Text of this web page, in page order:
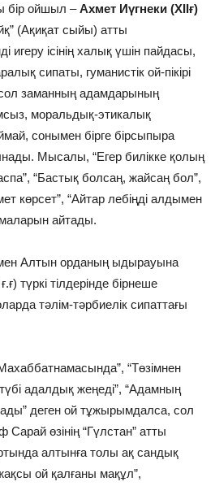
бiр ойшыл –Ахмет Иүгнеки (ХIIғ)
(Ақиқат сыйы) атты
игеру iсiнiң халық үшiн пайдасы,
сипаты, гуманистiк ой-пiкiрi
заманның адамдарының
моральдық-этикалық
сонымен бiрге бiрсыпыра
Мысалы, “Егер билiкке қолың
“Бастық болсаң, жайсаң бол”,
көрсет”, “Айтар лебiңдi алдымен
айтады.
Алтын орданың ыдырауына
түркi тiлдерiнде бiрнеше
тәлiм-тәрбиелiк сипаттағы
“Төзiмнен
адалдық жеңедi”, “Адамның
деген ой тұжырымдалса, сол
Сарай өзiнiң “Гүлстан” атты
алтынға толы ақ сандық
ой қалғаны мақұл”,